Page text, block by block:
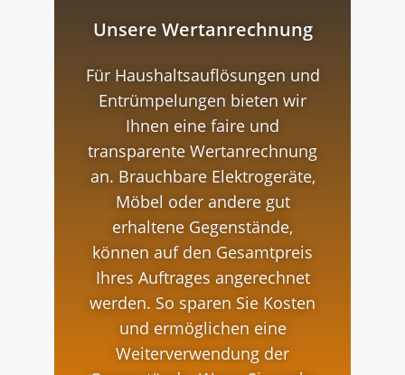
Unsere Wertanrechnung
Für Haushaltsauflösungen und
Entrümpelungen bieten wir
Ihnen eine faire und
transparente Wertanrechnung
an. Brauchbare Elektrogeräte,
Möbel oder andere gut
erhaltene Gegenstände,
können auf den Gesamtpreis
Ihres Auftrages angerechnet
werden. So sparen Sie Kosten
und ermöglichen eine
Weiterverwendung der